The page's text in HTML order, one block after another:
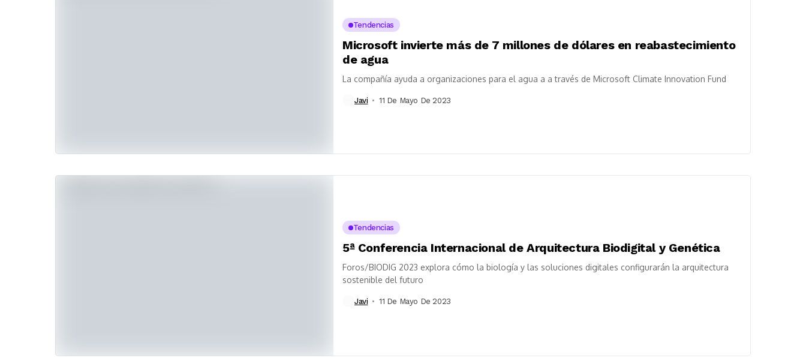
Tendencias
Microsoft invierte más de 7 millones de dólares en reabastecimiento
de agua
La compañía ayuda a organizaciones para el agua a a través de Microsoft Climate Innovation Fund
Javi 11 De Mayo De 2023
Tendencias
5ª Conferencia Internacional de Arquitectura Biodigital y Genética
Foros/BIODIG 2023 explora cómo la biología y las soluciones digitales configurarán la arquitectura
sostenible del futuro
Javi 11 De Mayo De 2023